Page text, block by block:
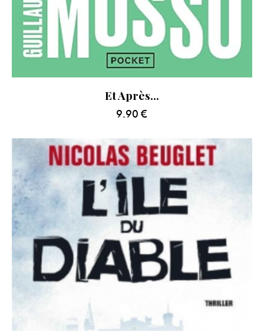
Et Après…
9.90 €